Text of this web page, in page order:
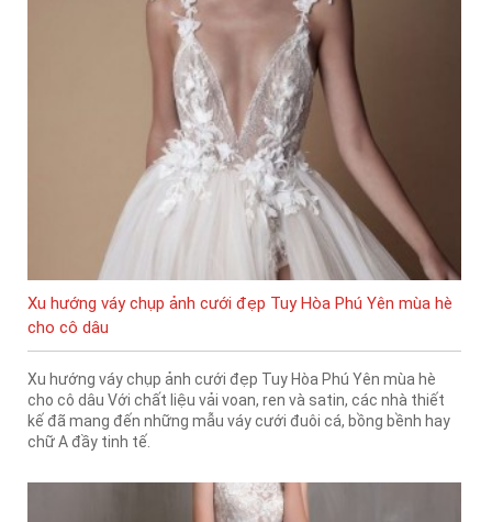
Xu hướng váy chụp ảnh cưới đẹp Tuy Hòa Phú Yên mùa hè
cho cô dâu
Xu hướng váy chụp ảnh cưới đẹp Tuy Hòa Phú Yên mùa hè
cho cô dâu Với chất liệu vải voan, ren và satin, các nhà thiết
kế đã mang đến những mẫu váy cưới đuôi cá, bồng bềnh hay
chữ A đầy tinh tế.